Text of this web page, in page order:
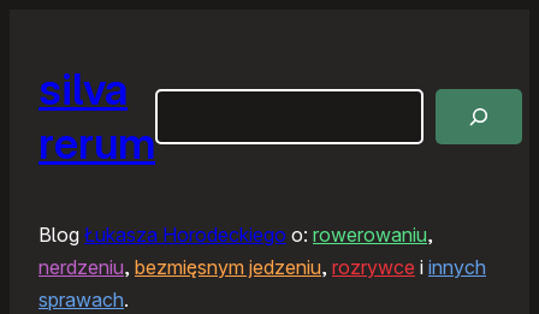
silva
rerum
Blog Łukasza Horodeckiego o: rowerowaniu,
nerdzeniu, bezmięsnym jedzeniu, rozrywce i innych
sprawach.